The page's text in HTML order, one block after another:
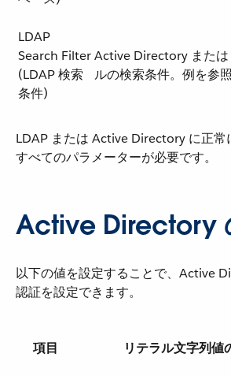
LDAP
Search Filter
(LDAP 検索
条件)
Active Directory また
ルの検索条件。例を参
LDAP または Active Directory に正常
すべてのパラメーターが必要です。
Active Directory
以下の値を設定することで、Active
認証を設定できます。
項目 リテラル文字列値